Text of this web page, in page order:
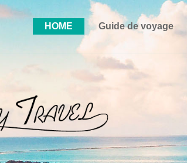
HOME Guide de voyage